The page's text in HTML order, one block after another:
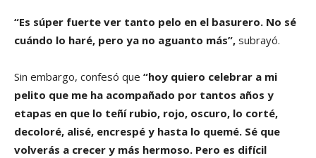
“Es súper fuerte ver tanto pelo en el basurero. No sé
cuándo lo haré, pero ya no aguanto más”, subrayó.
Sin embargo, confesó que “hoy quiero celebrar a mi
pelito que me ha acompañado por tantos años y
etapas en que lo teñí rubio, rojo, oscuro, lo corté,
decoloré, alisé, encrespé y hasta lo quemé. Sé que
volverás a crecer y más hermoso. Pero es difícil